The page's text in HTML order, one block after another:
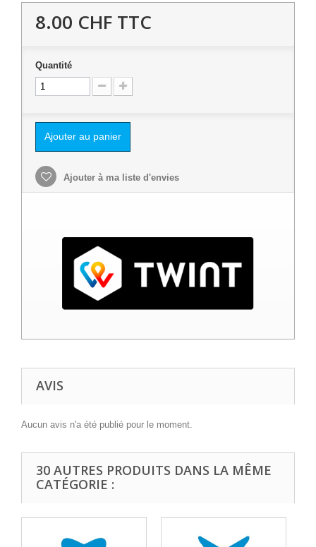
8.00 CHF TTC
Quantité
Ajouter au panier
Ajouter à ma liste d'envies
AVIS
Aucun avis n'a été publié pour le moment.
30 AUTRES PRODUITS DANS LA MÊME
CATÉGORIE :